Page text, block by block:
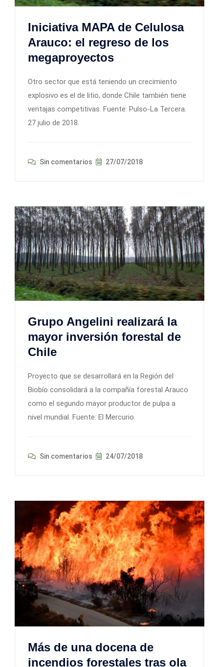
Iniciativa MAPA de Celulosa
Arauco: el regreso de los
megaproyectos
Otro sector que está teniendo un crecimiento
explosivo es el de litio, donde Chile también tiene
ventajas competitivas. Fuente: Pulso-La Tercera.
27 julio de 2018.
Sin comentarios 27/07/2018
Grupo Angelini realizará la
mayor inversión forestal de
Chile
Proyecto que se desarrollará en la Región del
Biobío consolidará a la compañía forestal Arauco
como el segundo mayor productor de pulpa a
nivel mundial. Fuente: El Mercurio.
Sin comentarios 24/07/2018
Más de una docena de
incendios forestales tras ola